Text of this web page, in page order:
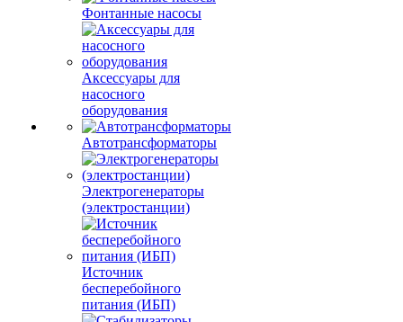
Фонтанные насосы
Аксессуары для
насосного
оборудования
Автотрансформаторы
Электрогенераторы
(электростанции)
Источник
бесперебойного
питания (ИБП)